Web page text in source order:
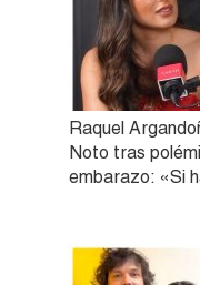
Raquel
Noto tras
embarazo: «Si